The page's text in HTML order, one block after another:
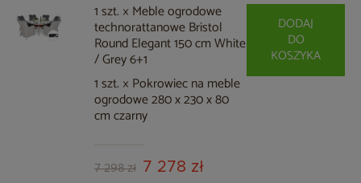
1 szt. × Meble ogrodowe
technorattanowe Bristol
Round Elegant 150 cm White
/ Grey 6+1
1 szt. × Pokrowiec na meble
ogrodowe 280 x 230 x 80
cm czarny
7 298 zł 7 278 zł
DODAJ
DO
KOSZYKA